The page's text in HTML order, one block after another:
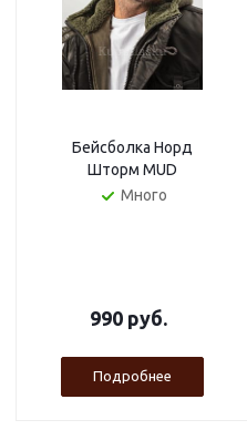
Бейсболка Норд
Шторм MUD
Много
990 руб.
Подробнее